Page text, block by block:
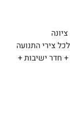
צירי התנועה
ציבורית, מחולק 4 חדרים + חדר ישיבות +